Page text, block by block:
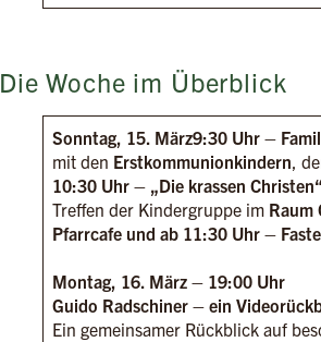
Die Woche im Überblick
Sonntag, 15. März9:30 Uhr –
mit den Erstkommunionkindern,
10:30 Uhr – „Die krassen Christen“
Treffen der Kindergruppe im Raum
Pfarrcafe und ab 11:30 Uhr –
Montag, 16. März – 19:00 Uhr
Guido Radschiner – ein
Ein gemeinsamer Rückblick auf